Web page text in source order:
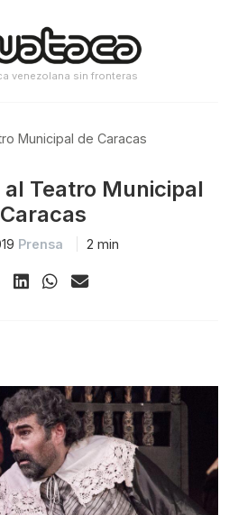
venezolana sin fronteras
Municipal de Caracas
Teatro Municipal
Prensa 2 min
Share ShareShareShare